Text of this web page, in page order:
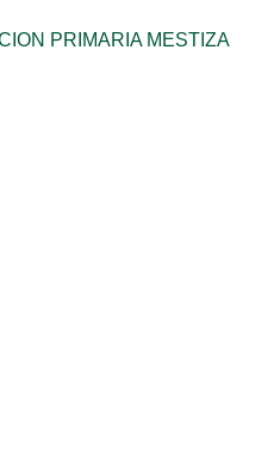
PRIMARIA MESTIZA